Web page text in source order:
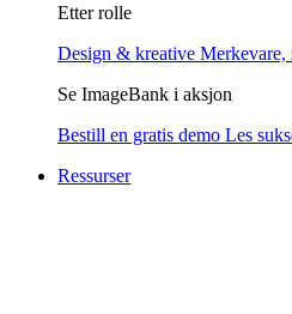
Etter rolle
Design & kreative Merkevare,
Se ImageBank i aksjon
Bestill en gratis demo Les
Ressurser